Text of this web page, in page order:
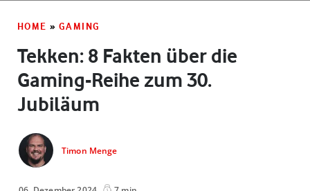
HOME » GAMING
Tekken: 8 Fakten über die
Gaming-Reihe zum 30.
Jubiläum
Timon Menge